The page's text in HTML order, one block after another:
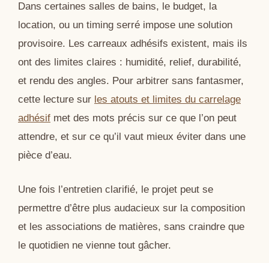
Dans certaines salles de bains, le budget, la
location, ou un timing serré impose une solution
provisoire. Les carreaux adhésifs existent, mais ils
ont des limites claires : humidité, relief, durabilité,
et rendu des angles. Pour arbitrer sans fantasmer,
cette lecture sur les atouts et limites du carrelage
adhésif met des mots précis sur ce que l’on peut
attendre, et sur ce qu’il vaut mieux éviter dans une
pièce d’eau.
Une fois l’entretien clarifié, le projet peut se
permettre d’être plus audacieux sur la composition
et les associations de matières, sans craindre que
le quotidien ne vienne tout gâcher.